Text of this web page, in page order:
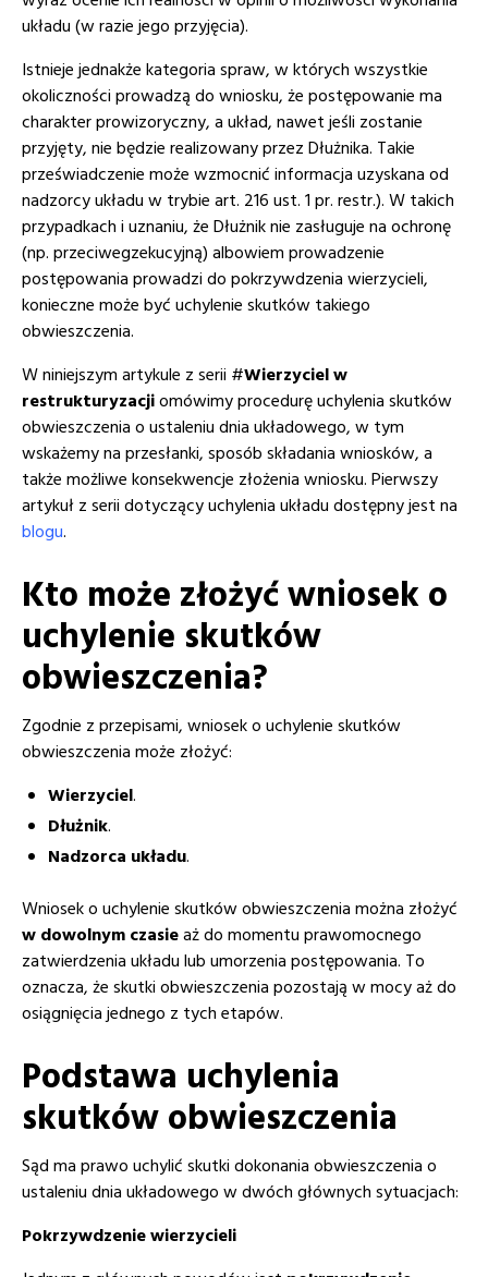
układu (w razie jego przyjęcia).
Istnieje jednakże kategoria spraw, w których wszystkie
okoliczności prowadzą do wniosku, że postępowanie ma
charakter prowizoryczny, a układ, nawet jeśli zostanie
przyjęty, nie będzie realizowany przez Dłużnika. Takie
przeświadczenie może wzmocnić informacja uzyskana od
nadzorcy układu w trybie art. 216 ust. 1 pr. restr.). W takich
przypadkach i uznaniu, że Dłużnik nie zasługuje na ochronę
(np. przeciwegzekucyjną) albowiem prowadzenie
postępowania prowadzi do pokrzywdzenia wierzycieli,
konieczne może być uchylenie skutków takiego
obwieszczenia.
W niniejszym artykule z serii #Wierzyciel w
restrukturyzacjiomówimy procedurę uchylenia skutków
obwieszczenia o ustaleniu dnia układowego, w tym
wskażemy na przesłanki, sposób składania wniosków, a
także możliwe konsekwencje złożenia wniosku. Pierwszy
artykuł z serii dotyczący uchylenia układu dostępny jest na
blogu.
Kto może złożyć wniosek o
uchylenie skutków
obwieszczenia?
Zgodnie z przepisami, wniosek o uchylenie skutków
obwieszczenia może złożyć:
Wierzyciel.
Dłużnik.
Nadzorca układu.
Wniosek o uchylenie skutków obwieszczenia można złożyć
w dowolnym czasieaż do momentu prawomocnego
zatwierdzenia układu lub umorzenia postępowania. To
oznacza, że skutki obwieszczenia pozostają w mocy aż do
osiągnięcia jednego z tych etapów.
Podstawa uchylenia
skutków obwieszczenia
Sąd ma prawo uchylić skutki dokonania obwieszczenia o
ustaleniu dnia układowego w dwóch głównych sytuacjach:
Pokrzywdzenie wierzycieli